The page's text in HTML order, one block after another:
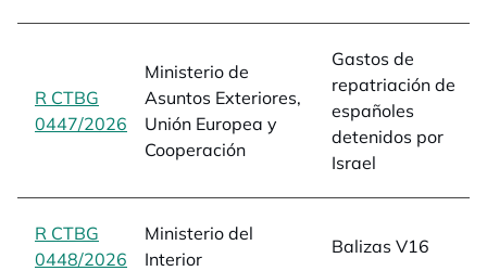
R CTBG
0447/2026 opens in a new tab
Ministerio de
Asuntos Exteriores,
Unión Europea y
Cooperación
Gastos de
repatriación de
españoles
detenidos por
Israel
R CTBG
0448/2026 opens in a new tab
Ministerio del
Interior
Balizas V16